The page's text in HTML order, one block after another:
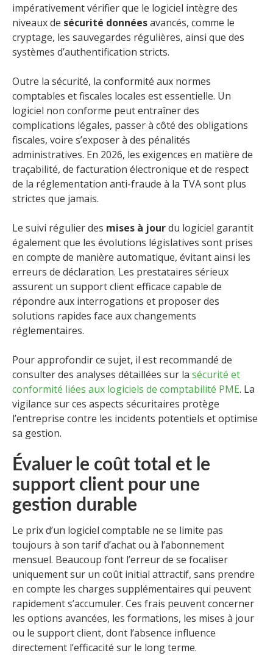
impérativement vérifier que le logiciel intègre des
niveaux de sécurité donnéesavancés, comme le
cryptage, les sauvegardes régulières, ainsi que des
systèmes d’authentification stricts.
Outre la sécurité, la conformité aux normes
comptables et fiscales locales est essentielle. Un
logiciel non conforme peut entraîner des
complications légales, passer à côté des obligations
fiscales, voire s’exposer à des pénalités
administratives. En 2026, les exigences en matière de
traçabilité, de facturation électronique et de respect
de la réglementation anti-fraude à la TVA sont plus
strictes que jamais.
Le suivi régulier des mises à jourdu logiciel garantit
également que les évolutions législatives sont prises
en compte de manière automatique, évitant ainsi les
erreurs de déclaration. Les prestataires sérieux
assurent un support client efficace capable de
répondre aux interrogations et proposer des
solutions rapides face aux changements
réglementaires.
Pour approfondir ce sujet, il est recommandé de
consulter des analyses détaillées sur la sécurité et
conformité liées aux logiciels de comptabilité PME. La
vigilance sur ces aspects sécuritaires protège
l’entreprise contre les incidents potentiels et optimise
sa gestion.
Évaluer le coût total et le
support client pour une
gestion durable
Le prix d’un logiciel comptable ne se limite pas
toujours à son tarif d’achat ou à l’abonnement
mensuel. Beaucoup font l’erreur de se focaliser
uniquement sur un coût initial attractif, sans prendre
en compte les charges supplémentaires qui peuvent
rapidement s’accumuler. Ces frais peuvent concerner
les options avancées, les formations, les mises à jour
ou le support client, dont l’absence influence
directement l’efficacité sur le long terme.